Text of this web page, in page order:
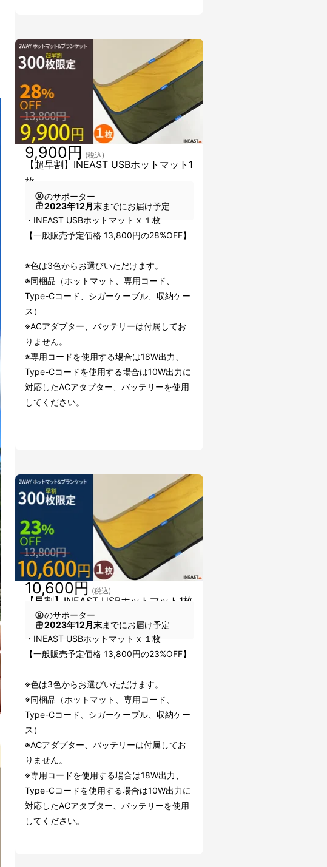
【超早割】INEAST USBホットマット1
枚
9,900円 (税込)
のサポーター
2023年12月末までにお届け予定
・INEAST USBホットマット x １枚
【一般販売予定価格 13,800円の28%OFF】
※色は3色からお選びいただけます。
※同梱品（ホットマット、専用コード、
Type-Cコード、シガーケーブル、収納ケー
ス）
※ACアダプター、バッテリーは付属してお
りません。
※専用コードを使用する場合は18W出力、
Type-Cコードを使用する場合は10W出力に
対応したACアタプター、バッテリーを使用
してください。
【早割】INEAST USBホットマット1枚
10,600円 (税込)
のサポーター
2023年12月末までにお届け予定
・INEAST USBホットマット x １枚
【一般販売予定価格 13,800円の23%OFF】
※色は3色からお選びいただけます。
※同梱品（ホットマット、専用コード、
Type-Cコード、シガーケーブル、収納ケー
ス）
※ACアダプター、バッテリーは付属してお
りません。
※専用コードを使用する場合は18W出力、
Type-Cコードを使用する場合は10W出力に
対応したACアタプター、バッテリーを使用
してください。